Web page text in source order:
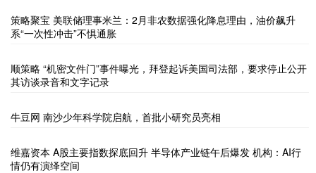
策略聚宝 美联储理事米兰：2月非农数据强化降息理由，油价飙升
系“一次性冲击”不惧通胀
顺策略 “机密文件门”事件曝光，拜登起诉美国司法部，要求停止公开
其访谈录音和文字记录
牛豆网 南沙少年科学院启航，首批小研究员亮相
维嘉资本 A股主要指数探底回升 半导体产业链午后爆发 机构：AI行
情仍有演绎空间